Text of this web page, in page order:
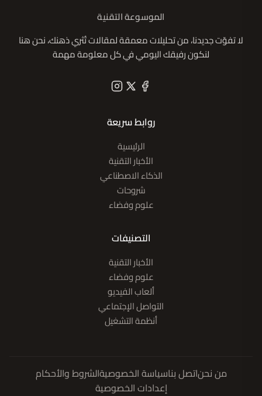
الموسوعة التقنية
لا تفوّت جديدنا، من تحليلات معمقة لمقالات تُثري ذهنك، نحن هنا
لنكون رفيقك اليومي في كل معلومة مهمة
روابط سريعة
الرئيسية
الأخبار التقنية
الذكاء الاصطناعي
شروحات
علوم وفضاء
التصنيفات
الأخبار التقنية
علوم وفضاء
ألعاب الفيديو
التواصل الإجتماعي
أنظمة التشغيل
من نحناتصل بناسياسة الخصوصيةالشروط والأحكام
إعدادات الخصوصية